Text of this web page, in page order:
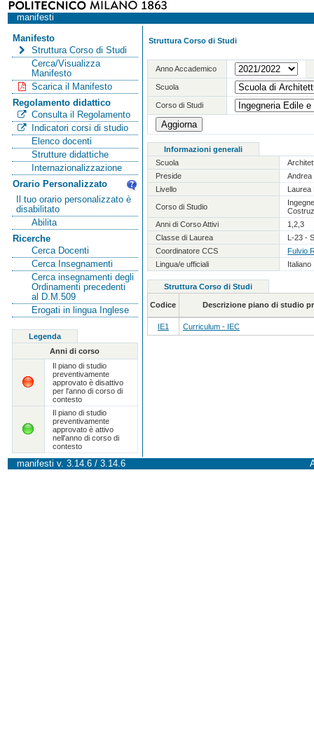
manifesti
Manifesto
Struttura Corso di Studi
Cerca/Visualizza
Manifesto
Scarica il Manifesto
Regolamento didattico
Consulta il Regolamento
Indicatori corsi di studio
Elenco docenti
Strutture didattiche
Internazionalizzazione
Orario Personalizzato
Il tuo orario personalizzato è
disabilitato
Abilita
Ricerche
Cerca Docenti
Cerca Insegnamenti
Cerca insegnamenti degli
Ordinamenti precedenti
al D.M.509
Erogati in lingua Inglese
Legenda
Anni di corso
Il piano di studio
preventivamente
approvato è disattivo
per l'anno di corso di
contesto
Il piano di studio
preventivamente
approvato è attivo
nell'anno di corso di
contesto
Struttura Corso di Studi
Anno Accademico
Scuola
Corso di Studi
Informazioni generali
Scuola
Preside
Andrea
Livello
Laurea
Corso di Studio
Anni di Corso Attivi
1,2,3
Classe di Laurea
L-23 -
Coordinatore CCS
Fulvio
Lingua/e ufficiali
Italiano
Struttura Corso di Studi
Codice Descrizione piano di studio
IE1 Curriculum - IEC
manifesti v. 3.14.6 / 3.14.6